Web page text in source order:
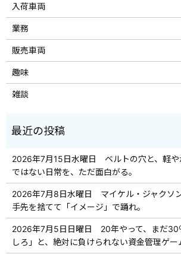
入荷車両
業務
販売車両
趣味
雑談
2026年7月15日水曜日 ベルトの穴と、軽や
ではない日常を、ただ面白がる。
2026年7月8日水曜日 マイケル・ジャクソン
手先を捨てて「イメージ」で踊れ。
2026年7月5日日曜日 20年やって、まだ30
しろ」と、絶対に負けられない資金管理ゲー